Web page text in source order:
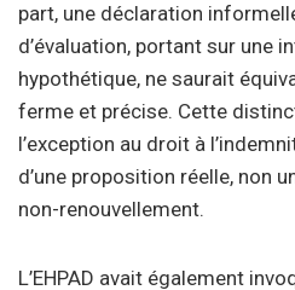
part, une déclaration
d’évaluation, portant sur une
hypothétique, ne saurait
ferme et précise. Cette
l’exception au droit à
d’une proposition réelle, non
non-renouvellement.
L’EHPAD avait également